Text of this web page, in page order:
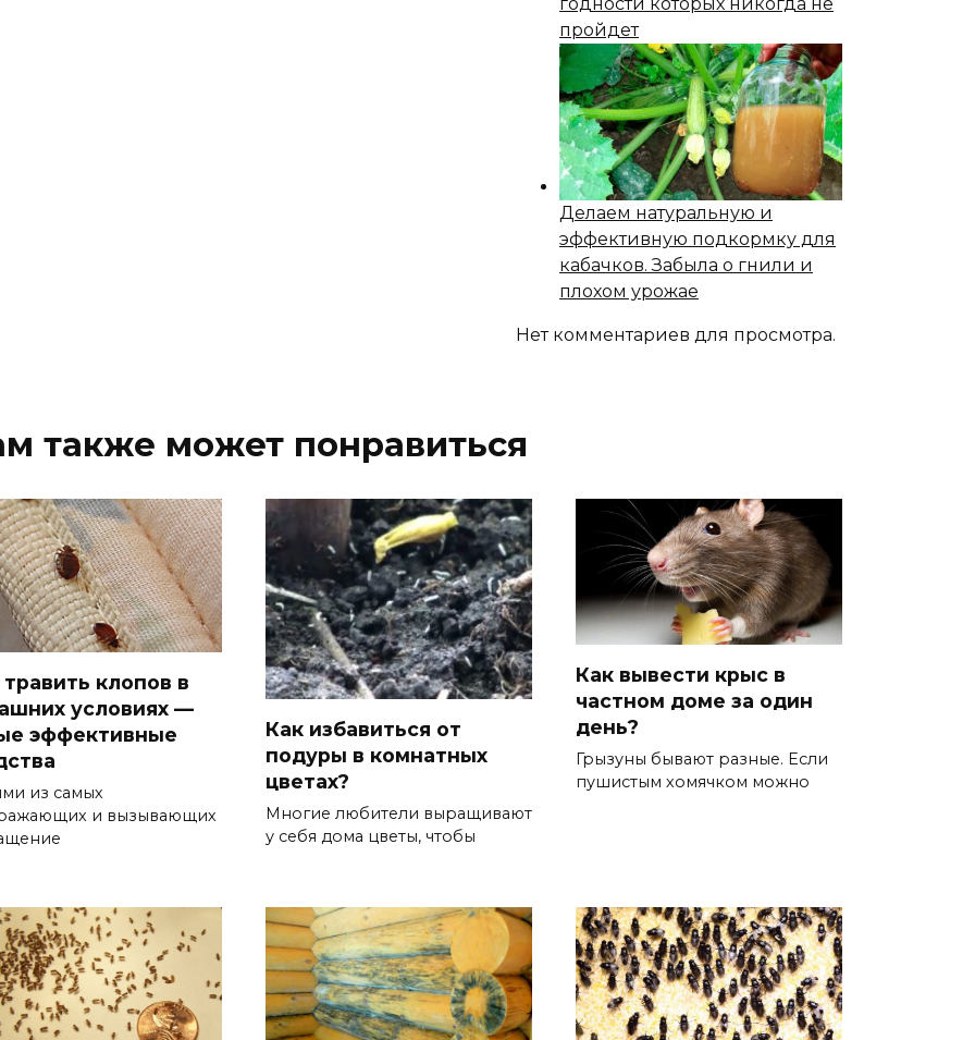
пройдет
Делаем натуральную и
эффективную подкормку для
кабачков. Забыла о гнили и
плохом урожае
Нет комментариев для просмотра.
также может понравиться
клопов в
условиях —
эффективные
из самых
и вызывающих
Как избавиться от
подуры в комнатных
цветах?
Многие любители выращивают
у себя дома цветы, чтобы
Как вывести крыс в
частном доме за один
день?
Грызуны бывают разные. Если
пушистым хомячком можно